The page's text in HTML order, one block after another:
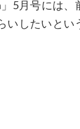
5月号には
いしたいとい